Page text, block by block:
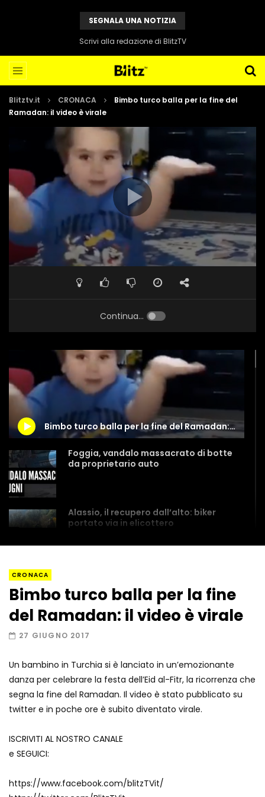
SEGNALA UNA NOTIZIA
Scrivi alla redazione di BlitzTV
Blitztv.it CRONACA
Bimbo turco balla per la fine del
Ramadan: il video è virale
Continua...
Bimbo turco balla per la fine del Ramadan: il video è virale
Foggia, vandalo massacrato di botte
da proprietario auto
Alassio, il recupero dall’alto: biker
portato via in elicottero
Un metro di neve in poche ore a Prato
Nevoso
Roma, la metro C diventa un museo:
ecco cosa c’è nelle nuove stazioni
CRONACA
Bimbo turco balla per la fine
del Ramadan: il video è virale
27 GIUGNO 2017
Un bambino in Turchia si è lanciato in un’emozionante
danza per celebrare la festa dell’Eid al-Fitr, la ricorrenza che
segna la fine del Ramadan. Il video è stato pubblicato su
twitter e in poche ore è subito diventato virale.
ISCRIVITI AL NOSTRO CANALE
e SEGUICI:
https://www.facebook.com/blitzTVit/